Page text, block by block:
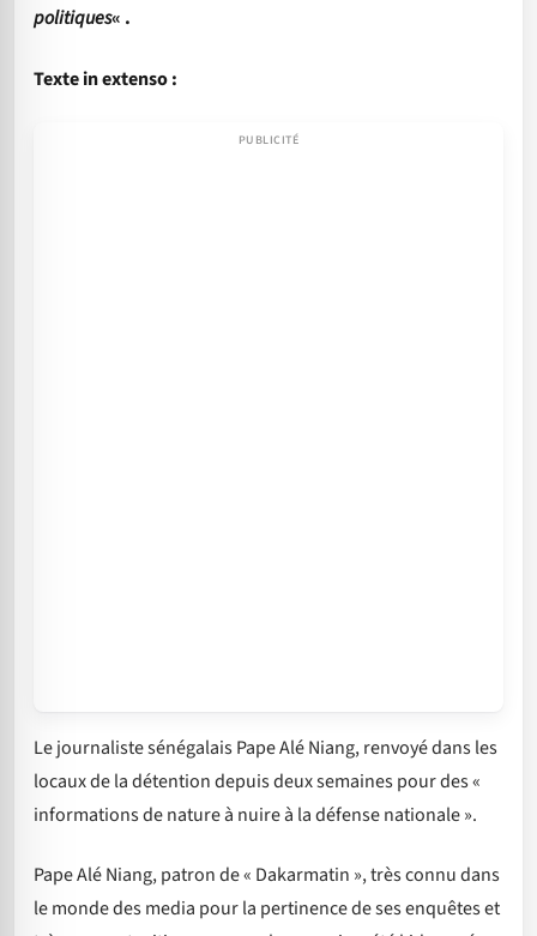
politiques« .
Texte in extenso :
Le journaliste sénégalais Pape Alé Niang, renvoyé dans les
locaux de la détention depuis deux semaines pour des «
informations de nature à nuire à la défense nationale ».
Pape Alé Niang, patron de « Dakarmatin », très connu dans
le monde des media pour la pertinence de ses enquêtes et